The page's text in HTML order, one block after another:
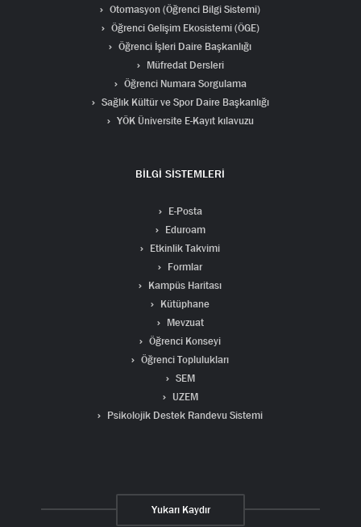
Otomasyon (Öğrenci Bilgi Sistemi)
Öğrenci Gelişim Ekosistemi (ÖGE)
Öğrenci İşleri Daire Başkanlığı
Müfredat Dersleri
Öğrenci Numara Sorgulama
Sağlık Kültür ve Spor Daire Başkanlığı
YÖK Üniversite E-Kayıt kılavuzu
BİLGİ SİSTEMLERİ
E-Posta
Eduroam
Etkinlik Takvimi
Formlar
Kampüs Haritası
Kütüphane
Mevzuat
Öğrenci Konseyi
Öğrenci Toplulukları
SEM
UZEM
Psikolojik Destek Randevu Sistemi
Yukarı Kaydır